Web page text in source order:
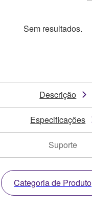
Sem resultados.
Descrição
Especificações
Suporte
Categoria de Produto